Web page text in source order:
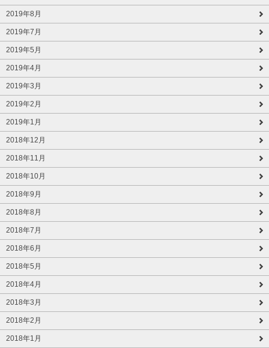
2019年8月
2019年7月
2019年5月
2019年4月
2019年3月
2019年2月
2019年1月
2018年12月
2018年11月
2018年10月
2018年9月
2018年8月
2018年7月
2018年6月
2018年5月
2018年4月
2018年3月
2018年2月
2018年1月